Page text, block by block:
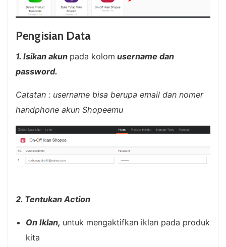
Pengisian Data
1. Isikan akun pada kolom username dan
password.
Catatan : username bisa berupa email dan nomer
handphone akun Shopeemu
2. Tentukan Action
On Iklan, untuk mengaktifkan iklan pada produk
kita